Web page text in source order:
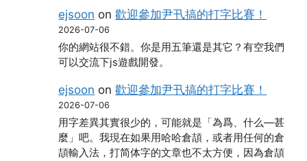
ejsoon on歡迎參加尹卂搞的打字比賽！
2026-07-06
你的網站很不錯。你是用五筆還是其它？有空我們
可以交流下js遊戲開發。
ejsoon on歡迎參加尹卂搞的打字比賽！
2026-07-06
用字差異其實很少的，可能就是「為爲、什么―甚
麼」吧。我現在如果用哈哈倉頡，或者用任何的倉
頡輸入法，打简体字的文章也不太方便，因為倉頡